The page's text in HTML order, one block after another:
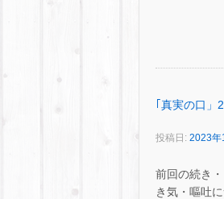
｢真実の口
投稿日: 2023年
前回の続き
き気・嘔吐